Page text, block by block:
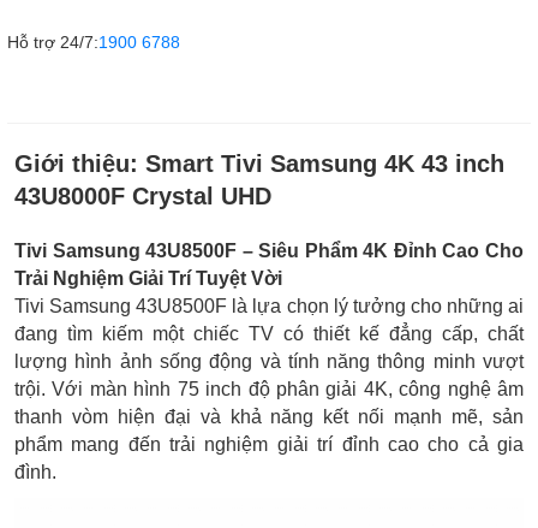
Hỗ trợ 24/7:1900 6788
Giới thiệu: Smart Tivi Samsung 4K 43 inch
43U8000F Crystal UHD
Tivi Samsung 43U8500F – Siêu Phẩm 4K Đỉnh Cao Cho
Trải Nghiệm Giải Trí Tuyệt Vời
Tivi Samsung 43U8500F là lựa chọn lý tưởng cho những ai
đang tìm kiếm một chiếc TV có thiết kế đẳng cấp, chất
lượng hình ảnh sống động và tính năng thông minh vượt
trội. Với màn hình 75 inch độ phân giải 4K, công nghệ âm
thanh vòm hiện đại và khả năng kết nối mạnh mẽ, sản
phẩm mang đến trải nghiệm giải trí đỉnh cao cho cả gia
đình.